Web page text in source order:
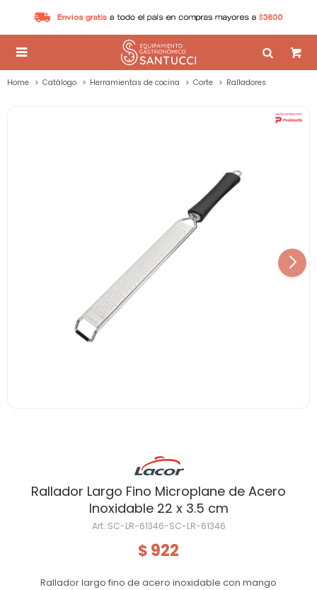

Home Catálogo Herramientas de cocina Corte Ralladores
Rallador Largo Fino Microplane de Acero
Inoxidable 22 x 3.5 cm
SC-LR-61346-SC-LR-61346
$ 922
Rallador largo fino de acero inoxidable con mango